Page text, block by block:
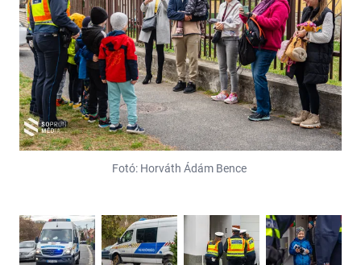
Fotó: Horváth Ádám Bence